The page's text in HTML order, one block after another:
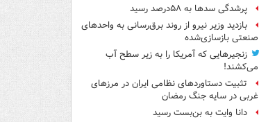
پرشدگی سدها به ۵۸درصد رسید
بازدید وزیر نیرو از روند برق‌رسانی به واحدهای
صنعتی بازسازی‌شده
زنجیرهایی که آمریکا را به زیر سطح آب
می‌کشند!
تثبیت دستاوردهای نظامی ایران در مرزهای
غربی در سایه جنگ رمضان
دانا وایت به بن‌بست رسید